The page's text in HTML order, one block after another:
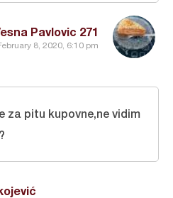
Pavlovic 271
8, 2020, 6:10 pm
za pitu kupovne,ne vidim